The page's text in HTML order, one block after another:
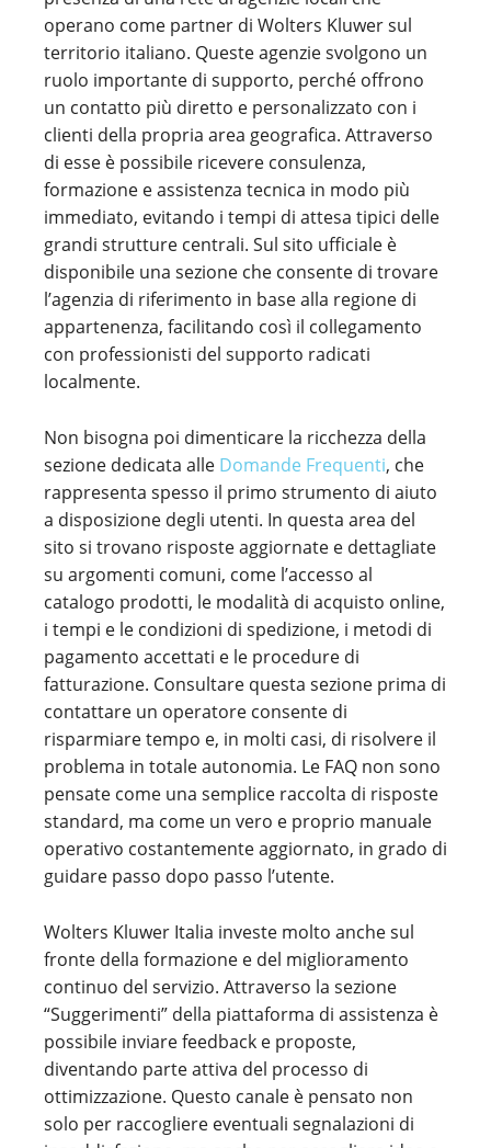
operano come partner di Wolters Kluwer sul
territorio italiano. Queste agenzie svolgono un
ruolo importante di supporto, perché offrono
un contatto più diretto e personalizzato con i
clienti della propria area geografica. Attraverso
di esse è possibile ricevere consulenza,
formazione e assistenza tecnica in modo più
immediato, evitando i tempi di attesa tipici delle
grandi strutture centrali. Sul sito ufficiale è
disponibile una sezione che consente di trovare
l’agenzia di riferimento in base alla regione di
appartenenza, facilitando così il collegamento
con professionisti del supporto radicati
localmente.
Non bisogna poi dimenticare la ricchezza della
sezione dedicata alle Domande Frequenti, che
rappresenta spesso il primo strumento di aiuto
a disposizione degli utenti. In questa area del
sito si trovano risposte aggiornate e dettagliate
su argomenti comuni, come l’accesso al
catalogo prodotti, le modalità di acquisto online,
i tempi e le condizioni di spedizione, i metodi di
pagamento accettati e le procedure di
fatturazione. Consultare questa sezione prima di
contattare un operatore consente di
risparmiare tempo e, in molti casi, di risolvere il
problema in totale autonomia. Le FAQ non sono
pensate come una semplice raccolta di risposte
standard, ma come un vero e proprio manuale
operativo costantemente aggiornato, in grado di
guidare passo dopo passo l’utente.
Wolters Kluwer Italia investe molto anche sul
fronte della formazione e del miglioramento
continuo del servizio. Attraverso la sezione
“Suggerimenti” della piattaforma di assistenza è
possibile inviare feedback e proposte,
diventando parte attiva del processo di
ottimizzazione. Questo canale è pensato non
solo per raccogliere eventuali segnalazioni di